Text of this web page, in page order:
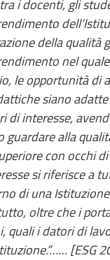
i docenti, gli
della qualità
nel
le opportunità di
siano adatte
di interesse,
guardare alla
con occhi
si riferisce a
di una
oltre che i
quali i datori di
[ESG